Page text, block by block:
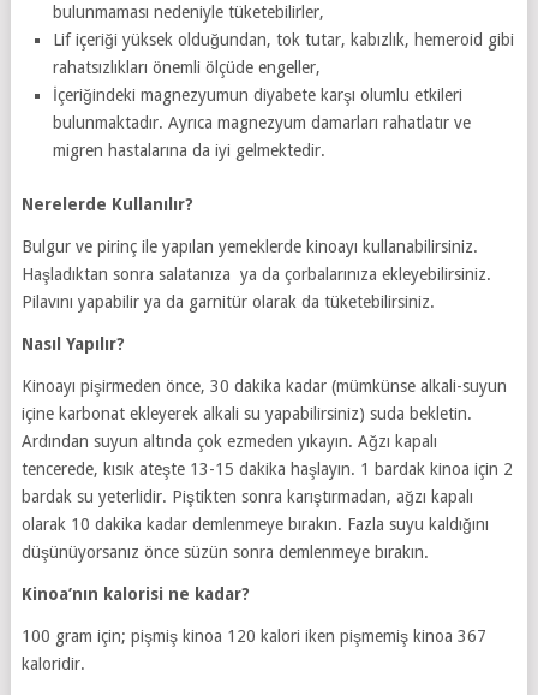
bulunmaması nedeniyle tüketebilirler,
Lif içeriği yüksek olduğundan, tok tutar, kabızlık, hemeroid gibi
rahatsızlıkları önemli ölçüde engeller,
İçeriğindeki magnezyumun diyabete karşı olumlu etkileri
bulunmaktadır. Ayrıca magnezyum damarları rahatlatır ve
migren hastalarına da iyi gelmektedir.
Nerelerde Kullanılır?
Bulgur ve pirinç ile yapılan yemeklerde kinoayı kullanabilirsiniz.
Haşladıktan sonra salatanıza ya da çorbalarınıza ekleyebilirsiniz.
Pilavını yapabilir ya da garnitür olarak da tüketebilirsiniz.
Nasıl Yapılır?
Kinoayı pişirmeden önce, 30 dakika kadar (mümkünse alkali-suyun
içine karbonat ekleyerek alkali su yapabilirsiniz) suda bekletin.
Ardından suyun altında çok ezmeden yıkayın. Ağzı kapalı
tencerede, kısık ateşte 13-15 dakika haşlayın. 1 bardak kinoa için 2
bardak su yeterlidir. Piştikten sonra karıştırmadan, ağzı kapalı
olarak 10 dakika kadar demlenmeye bırakın. Fazla suyu kaldığını
düşünüyorsanız önce süzün sonra demlenmeye bırakın.
Kinoa’nın kalorisi ne kadar?
100 gram için; pişmiş kinoa 120 kalori iken pişmemiş kinoa 367
kaloridir.